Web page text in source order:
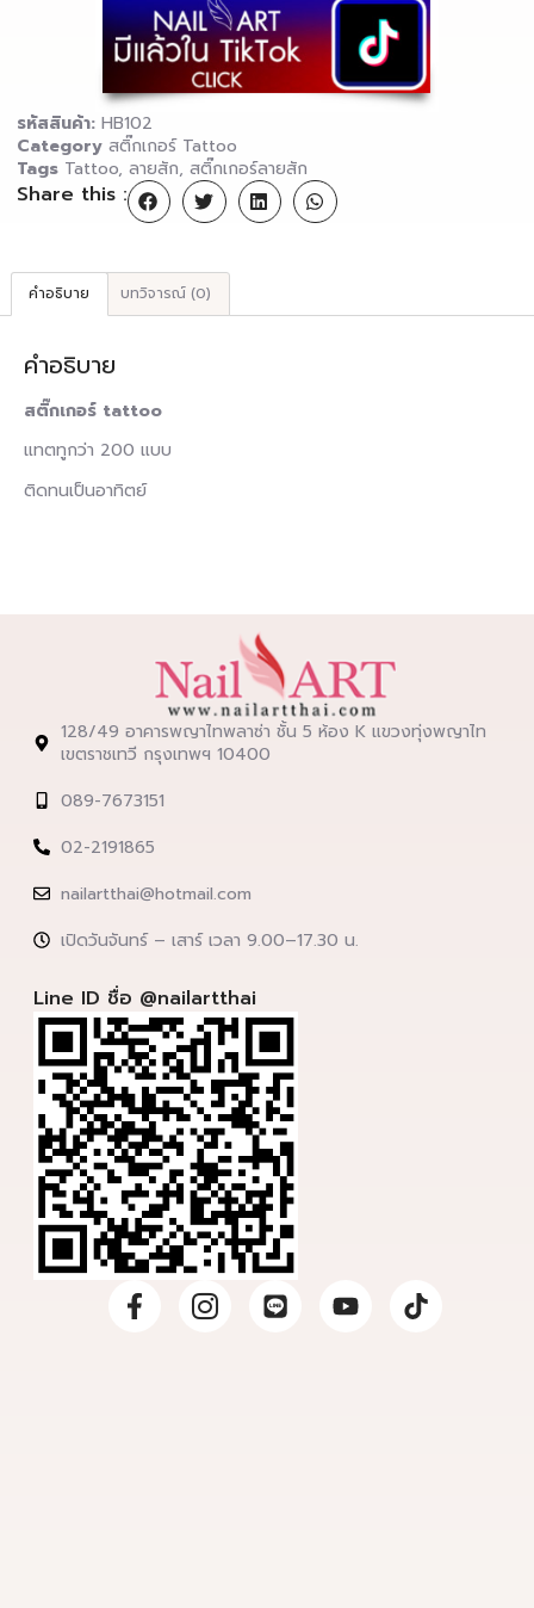
รหัสสินค้า: HB102
Category สติ๊กเกอร์ Tattoo
Tags Tattoo, ลายสัก, สติ๊กเกอร์ลายสัก
Share this :
คำอธิบาย บทวิจารณ์ (0)
คำอธิบาย
สติ๊กเกอร์ tattoo
แทตทูกว่า 200 แบบ
ติดทนเป็นอาทิตย์
128/49 อาคารพญาไทพลาซ่า ชั้น 5 ห้อง K แขวงทุ่งพญาไท
เขตราชเทวี กรุงเทพฯ 10400
089-7673151
02-2191865
nailartthai@hotmail.com
เปิดวันจันทร์ – เสาร์ เวลา 9.00–17.30 น.
Line ID ชื่อ @nailartthai